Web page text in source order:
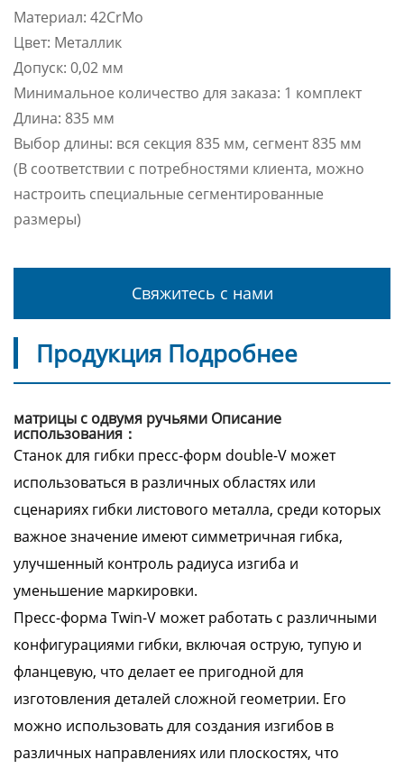
Материал: 42CrMo
Цвет: Металлик
Допуск: 0,02 мм
Минимальное количество для заказа: 1 комплект
Длина: 835 мм
Выбор длины: вся секция 835 мм, сегмент 835 мм
(В соответствии с потребностями клиента, можно
настроить специальные сегментированные
размеры)
Свяжитесь с нами
Продукция Подробнее
матрицы с одвумя ручьями Описание
использования：
Станок для гибки пресс-форм double-V может
использоваться в различных областях или
сценариях гибки листового металла, среди которых
важное значение имеют симметричная гибка,
улучшенный контроль радиуса изгиба и
уменьшение маркировки.
Пресс-форма Twin-V может работать с различными
конфигурациями гибки, включая острую, тупую и
фланцевую, что делает ее пригодной для
изготовления деталей сложной геометрии. Его
можно использовать для создания изгибов в
различных направлениях или плоскостях, что